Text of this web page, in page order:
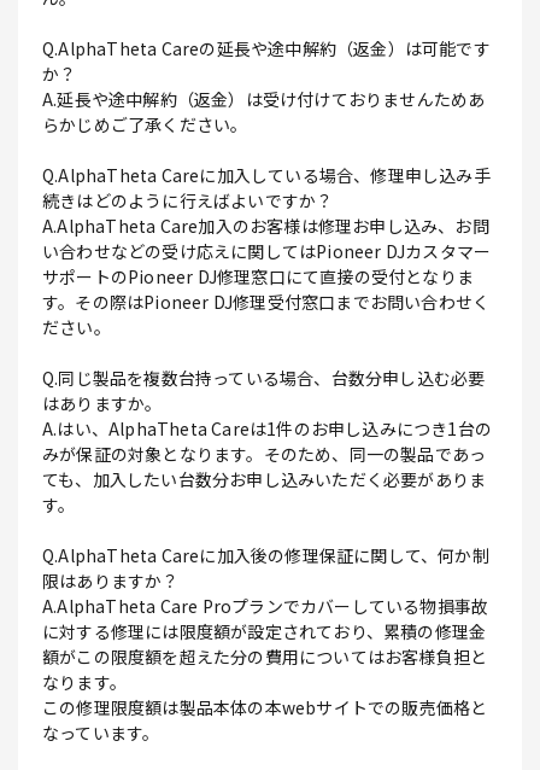
Q.AlphaTheta Careの延長や途中解約（返金）は可能です
か？
A.延長や途中解約（返金）は受け付けておりませんためあ
らかじめご了承ください。
Q.AlphaTheta Careに加入している場合、修理申し込み手
続きはどのように行えばよいですか？
A.AlphaTheta Care加入のお客様は修理お申し込み、お問
い合わせなどの受け応えに関してはPioneer DJカスタマー
サポートのPioneer DJ修理窓口にて直接の受付となりま
す。その際はPioneer DJ修理受付窓口までお問い合わせく
ださい。
Q.同じ製品を複数台持っている場合、台数分申し込む必要
はありますか。
A.はい、AlphaTheta Careは1件のお申し込みにつき1台の
みが保証の対象となります。そのため、同一の製品であっ
ても、加入したい台数分お申し込みいただく必要がありま
す。
Q.AlphaTheta Careに加入後の修理保証に関して、何か制
限はありますか？
A.AlphaTheta Care Proプランでカバーしている物損事故
に対する修理には限度額が設定されており、累積の修理金
額がこの限度額を超えた分の費用についてはお客様負担と
なります。
この修理限度額は製品本体の本webサイトでの販売価格と
なっています。